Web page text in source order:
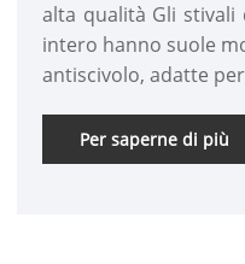
alta qualità Gli stivali
intero hanno suole
antiscivolo, adatte
Per saperne di più